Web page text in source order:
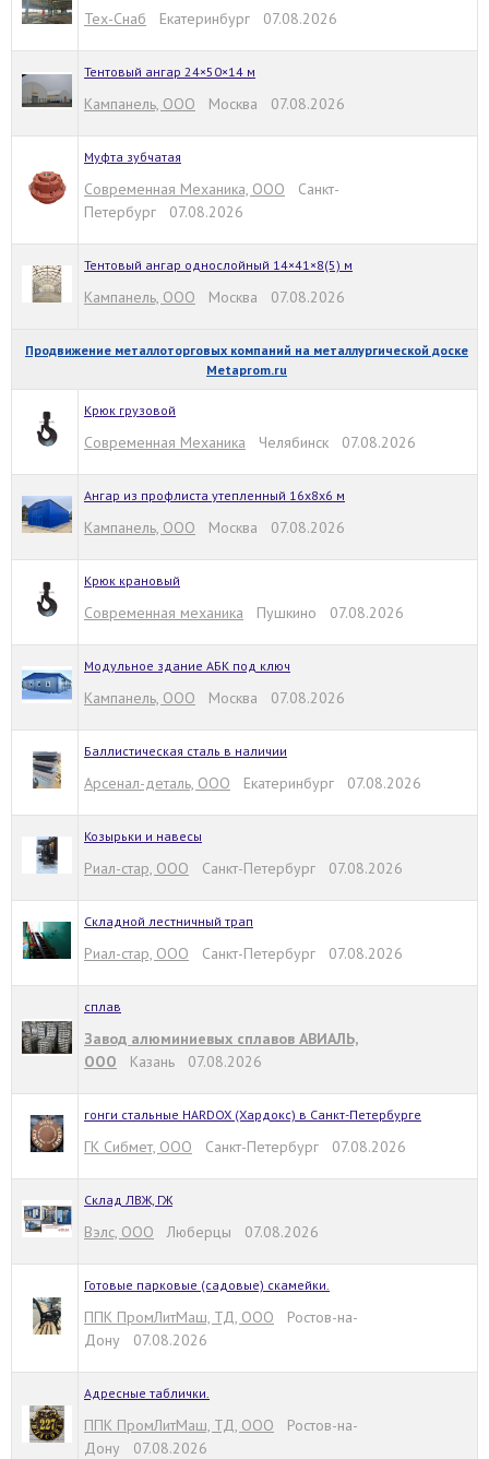
Тех-Снаб Екатеринбург 07.08.2026
Тентовый ангар 24×50×14 м
Кампанель, ООО Москва 07.08.2026
Муфта зубчатая
Современная Механика, ООО Санкт-
Петербург 07.08.2026
Тентовый ангар однослойный 14×41×8(5) м
Кампанель, ООО Москва 07.08.2026
Продвижение металлоторговых компаний на металлургической доске
Metaprom.ru
Крюк грузовой
Современная Механика Челябинск 07.08.2026
Ангар из профлиста утепленный 16х8х6 м
Кампанель, ООО Москва 07.08.2026
Крюк крановый
Современная механика Пушкино 07.08.2026
Модульное здание АБК под ключ
Кампанель, ООО Москва 07.08.2026
Баллистическая сталь в наличии
Арсенал-деталь, ООО Екатеринбург 07.08.2026
Козырьки и навесы
Риал-стар, ООО Санкт-Петербург 07.08.2026
Складной лестничный трап
Риал-стар, ООО Санкт-Петербург 07.08.2026
сплав
Завод алюминиевых сплавов АВИАЛЬ,
ООО Казань 07.08.2026
гонги стальные HARDOX (Хардокс) в Санкт-Петербурге
ГК Сибмет, ООО Санкт-Петербург 07.08.2026
Склад ЛВЖ, ГЖ
Вэлс, ООО Люберцы 07.08.2026
Готовые парковые (садовые) скамейки.
ППК ПромЛитМаш, ТД, ООО Ростов-на-
Дону 07.08.2026
Адресные таблички.
ППК ПромЛитМаш, ТД, ООО Ростов-на-
Дону 07.08.2026